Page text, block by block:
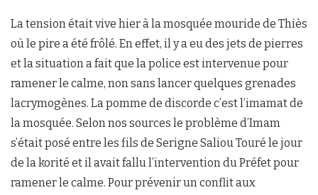
La tension était vive hier à la mosquée mouride de Thiès
où le pire a été frôlé. En effet, il y a eu des jets de pierres
et la situation a fait que la police est intervenue pour
ramener le calme, non sans lancer quelques grenades
lacrymogènes. La pomme de discorde c’est l’imamat de
la mosquée. Selon nos sources le problème d’Imam
s’était posé entre les fils de Serigne Saliou Touré le jour
de la korité et il avait fallu l’intervention du Préfet pour
ramener le calme. Pour prévenir un conflit aux